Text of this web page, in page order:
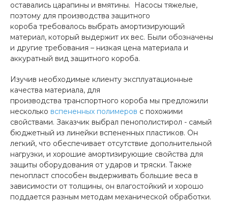
оставались царапины и вмятины. Насосы тяжелые,
поэтому для производства защитного
короба требовалось выбрать амортизирующий
материал, который выдержит их вес. Были обозначены
и другие требования – низкая цена материала и
аккуратный вид защитного короба.
Изучив необходимые клиенту эксплуатационные
качества материала, для
производства транспортного короба мы предложили
несколько вспененных полимеров с похожими
свойствами. Заказчик выбрал пенополистирол - самый
бюджетный из линейки вспененных пластиков. Он
легкий, что обеспечивает отсутствие дополнительной
нагрузки, и хорошие амортизирующие свойства для
защиты оборудования от ударов и тряски. Также
пенопласт способен выдерживать большие веса в
зависимости от толщины, он влагостойкий и хорошо
поддается разным методам механической обработки.